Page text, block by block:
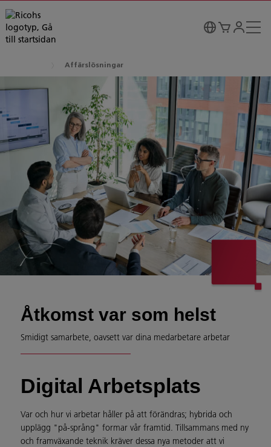
Affärslösningar
Åtkomst var som helst
Smidigt samarbete, oavsett var dina medarbetare arbetar
Digital Arbetsplats
Var och hur vi arbetar håller på att förändras; hybrida och
upplägg "på-språng" formar vår framtid. Tillsammans med ny
och framväxande teknik kräver dessa nya metoder att vi